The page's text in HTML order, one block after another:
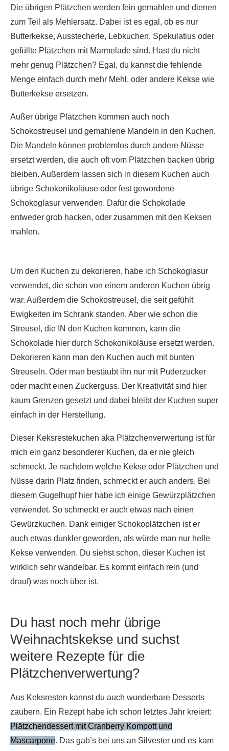
Die übrigen Plätzchen werden fein gemahlen und dienen
zum Teil als Mehlersatz. Dabei ist es egal, ob es nur
Butterkekse, Ausstecherle, Lebkuchen, Spekulatius oder
gefüllte Plätzchen mit Marmelade sind. Hast du nicht
mehr genug Plätzchen? Egal, du kannst die fehlende
Menge einfach durch mehr Mehl, oder andere Kekse wie
Butterkekse ersetzen.
Außer übrige Plätzchen kommen auch noch
Schokostreusel und gemahlene Mandeln in den Kuchen.
Die Mandeln können problemlos durch andere Nüsse
ersetzt werden, die auch oft vom Plätzchen backen übrig
bleiben. Außerdem lassen sich in diesem Kuchen auch
übrige Schokonikoläuse oder fest gewordene
Schokoglasur verwenden. Dafür die Schokolade
entweder grob hacken, oder zusammen mit den Keksen
mahlen.
Um den Kuchen zu dekorieren, habe ich Schokoglasur
verwendet, die schon von einem anderen Kuchen übrig
war. Außerdem die Schokostreusel, die seit gefühlt
Ewigkeiten im Schrank standen. Aber wie schon die
Streusel, die IN den Kuchen kommen, kann die
Schokolade hier durch Schokonikoläuse ersetzt werden.
Dekorieren kann man den Kuchen auch mit bunten
Streuseln. Oder man bestäubt ihn nur mit Puderzucker
oder macht einen Zuckerguss. Der Kreativität sind hier
kaum Grenzen gesetzt und dabei bleibt der Kuchen super
einfach in der Herstellung.
Dieser Keksrestekuchen aka Plätzchenverwertung ist für
mich ein ganz besonderer Kuchen, da er nie gleich
schmeckt. Je nachdem welche Kekse oder Plätzchen und
Nüsse darin Platz finden, schmeckt er auch anders. Bei
diesem Gugelhupf hier habe ich einige Gewürzplätzchen
verwendet. So schmeckt er auch etwas nach einen
Gewürzkuchen. Dank einiger Schokoplätzchen ist er
auch etwas dunkler geworden, als würde man nur helle
Kekse verwenden. Du siehst schon, dieser Kuchen ist
wirklich sehr wandelbar. Es kommt einfach rein (und
drauf) was noch über ist.
Du hast noch mehr übrige
Weihnachtskekse und suchst
weitere Rezepte für die
Plätzchenverwertung?
Aus Keksresten kannst du auch wunderbare Desserts
zaubern. Ein Rezept habe ich schon letztes Jahr kreiert:
Plätzchendessert mit Cranberry Kompott und
Mascarpone. Das gab’s bei uns an Silvester und es kam